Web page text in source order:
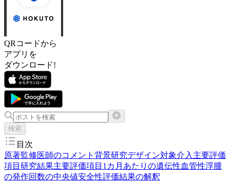
QRコードから
アプリを
ダウンロード!
検索
目次
原著監修医師のコメント 背景研究デザイン対象介入 主要評価
項目 研究結果主要評価項目 1カ月あたりの遺伝性血管性浮腫
の発作回数の中央値安全性評価結果の解釈